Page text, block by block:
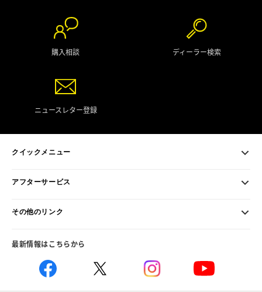
購入相談 ディーラー検索
ニュースレター登録
クイックメニュー
アフターサービス
その他のリンク
最新情報はこちらから